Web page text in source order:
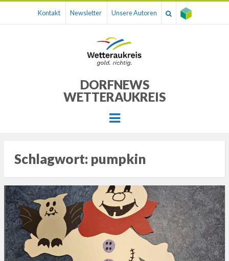
Kontakt Newsletter Unsere Autoren
DORFNEWS
WETTERAUKREIS
Menu
Schlagwort: pumpkin